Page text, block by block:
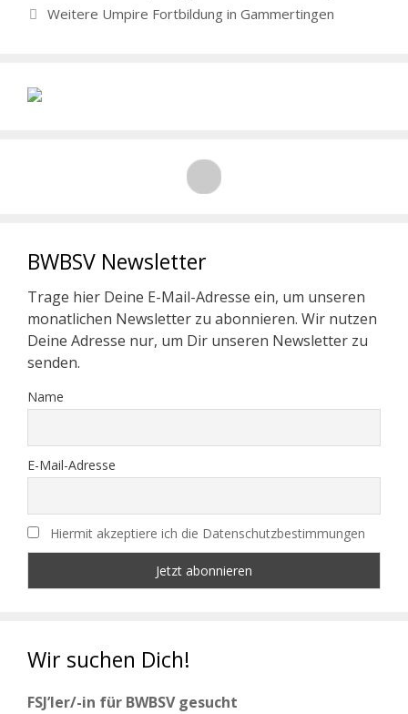
Weitere Umpire Fortbildung in Gammertingen
BWBSV Newsletter
Trage hier Deine E-Mail-Adresse ein, um unseren
monatlichen Newsletter zu abonnieren. Wir nutzen
Deine Adresse nur, um Dir unseren Newsletter zu
senden.
Name
E-Mail-Adresse
Hiermit akzeptiere ich die Datenschutzbestimmungen
Wir suchen Dich!
FSJ’ler/-in für BWBSV gesucht